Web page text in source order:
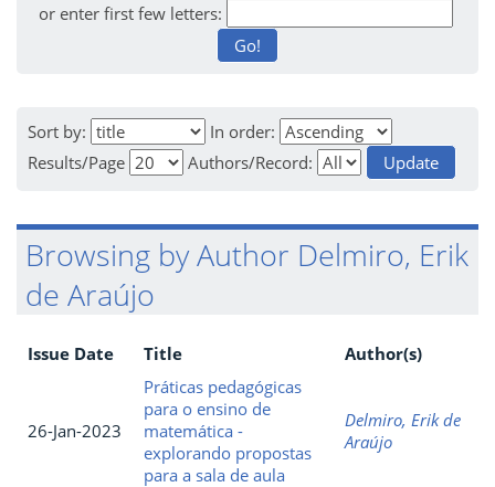
or enter first few letters:
Sort by:
In order:
Results/Page
Authors/Record:
Browsing by Author Delmiro, Erik
de Araújo
Issue Date Title Author(s)
26-Jan-2023
Práticas pedagógicas
para o ensino de
matemática -
explorando propostas
para a sala de aula
Delmiro, Erik de
Araújo